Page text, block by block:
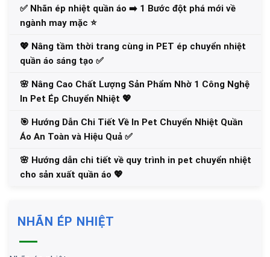
✅‪ Nhãn ép nhiệt quần áo ➡️ 1 Bước đột phá mới về
ngành may mặc ⭐️
💖 Nâng tầm thời trang cùng in PET ép chuyển nhiệt
quần áo sáng tạo ✅
🌸 Nâng Cao Chất Lượng Sản Phẩm Nhờ 1 Công Nghệ
In Pet Ép Chuyển Nhiệt 💖
🎯 Hướng Dẫn Chi Tiết Về In Pet Chuyển Nhiệt Quần
Áo An Toàn và Hiệu Quả ✅
🌸 Hướng dẫn chi tiết về quy trình in pet chuyển nhiệt
cho sản xuất quần áo 💖
NHÃN ÉP NHIỆT